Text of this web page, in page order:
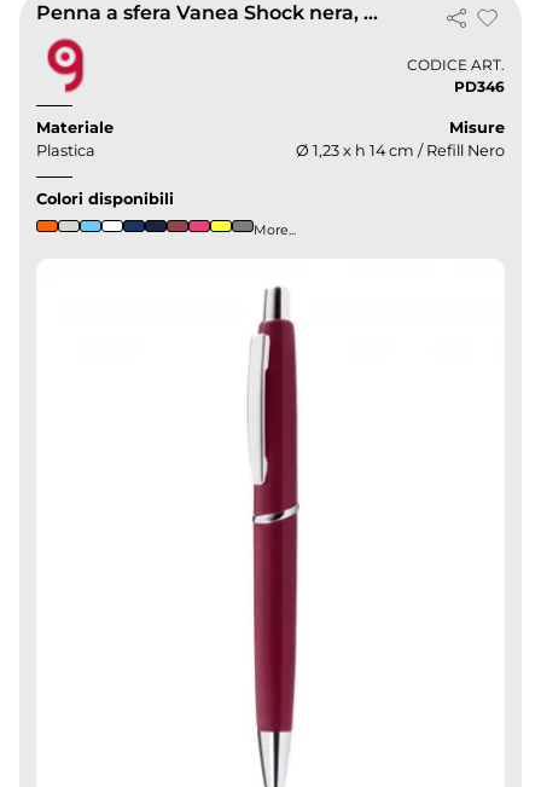
Penna a sfera Vanea Shock nera, corpo colorato
CODICE ART.
PD346
Materiale
Plastica
Misure
Ø 1,23 x h 14 cm / Refill Nero
Colori disponibili
More...